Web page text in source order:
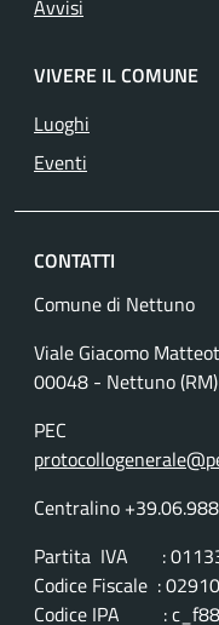
Avvisi
VIVERE IL COMUNE
Luoghi
Eventi
CONTATTI
Comune di Nettuno
Viale Giacomo
00048 - Nettuno (RM)
PEC
Centralino
Partita IVA :
Codice Fiscale :
Codice IPA :